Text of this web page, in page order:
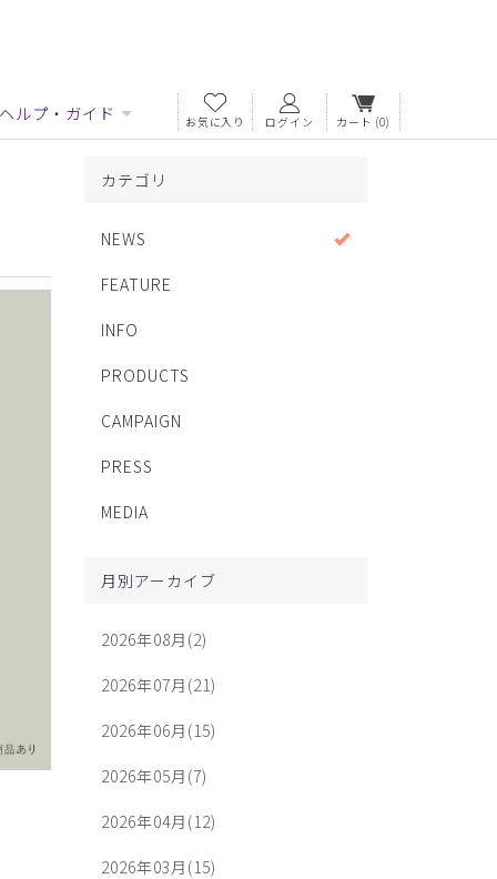
ヘルプ・ガイド お気に入り ログイン カート (0)
カテゴリ
NEWS
FEATURE
INFO
PRODUCTS
CAMPAIGN
PRESS
MEDIA
月別アーカイブ
2026年08月(2)
2026年07月(21)
2026年06月(15)
2026年05月(7)
2026年04月(12)
2026年03月(15)